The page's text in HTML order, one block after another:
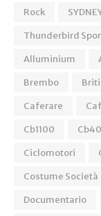
Rock
Thunderbird
Alluminium
Brembo
Caferare
Cb1100
Ciclomotori
Costume Società
Documentario